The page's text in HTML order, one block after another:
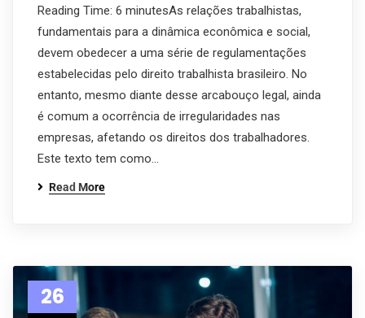
Reading Time: 6 minutesAs relações trabalhistas,
fundamentais para a dinâmica econômica e social,
devem obedecer a uma série de regulamentações
estabelecidas pelo direito trabalhista brasileiro. No
entanto, mesmo diante desse arcabouço legal, ainda
é comum a ocorrência de irregularidades nas
empresas, afetando os direitos dos trabalhadores.
Este texto tem como…
Read More
26